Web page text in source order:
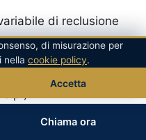
di reclusione
: pari al
non inferiore a 6
cautelare: 2/3 del
Chiama ora
di misurazione per
nella cookie policy.
Accetta